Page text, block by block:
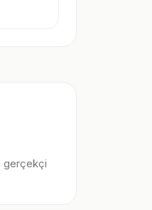
gerçekçi